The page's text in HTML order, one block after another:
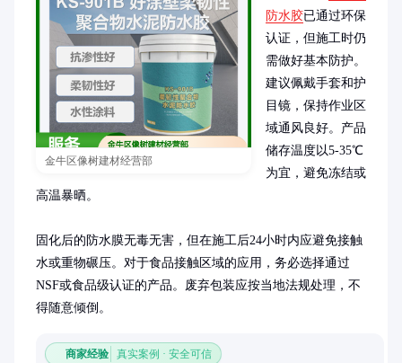
金牛区像树建材经营部
防水胶已通过环保
认证，但施工时仍
需做好基本防护。
建议佩戴手套和护
目镜，保持作业区
域通风良好。产品
储存温度以5-35℃
为宜，避免冻结或
高温暴晒。
固化后的防水膜无毒无害，但在施工后24小时内应避免接触
水或重物碾压。对于食品接触区域的应用，务必选择通过
NSF或食品级认证的产品。废弃包装应按当地法规处理，不
得随意倾倒。
商家经验 真实案例 · 安全可信